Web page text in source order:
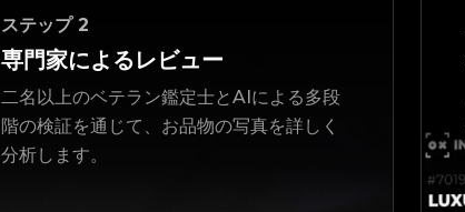
ステップ 2
専門家によるレビュー
二名以上のベテラン鑑定士とAIによる多段
階の検証を通じて、お品物の写真を詳しく
分析します。